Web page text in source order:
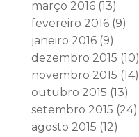
março 2016(13)
fevereiro 2016(9)
janeiro 2016(9)
dezembro 2015 (10)
novembro 2015 (14)
outubro 2015 (13)
setembro 2015 (24)
agosto 2015 (12)